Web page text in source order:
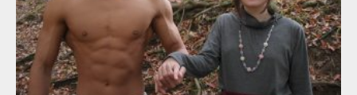
ダウンロード
NHK「所さん！事件ですよ」に取材されまし
た（6/8放送）